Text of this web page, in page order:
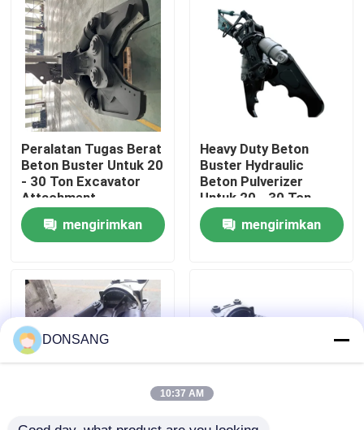
Produk
Tampilan VR
Tentang kami
Tur Pabrik
Kontrol kualitas
Permintaan Penawaran
Pemutus hidrolik excavator
Peralatan Tugas Berat
Beton Buster Untuk 20
- 30 Ton Excavator
Attachment
mengirimkan
Heavy Duty Beton
Buster Hydraulic
Beton Pulverizer
Untuk 20 - 30 Ton
Excavator
mengirimkan
DONSANG
10:37 AM